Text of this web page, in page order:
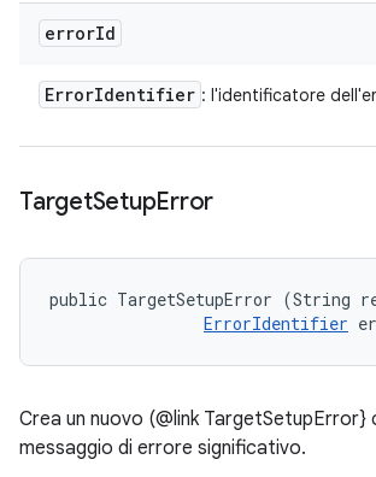
errorId
ErrorIdentifier : l'identificatore
TargetSetupError
public TargetSetupError (String
ErrorIdentifier
Crea un nuovo (@link TargetSetupError}
messaggio di errore significativo.